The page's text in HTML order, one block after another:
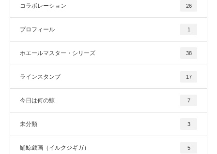
コラボレーション 26
プロフィール 1
ホエールマスター・シリーズ 38
ラインスタンプ 17
今日は何の鯨 7
未分類 3
鯆鯨戯画（イルクジギガ） 5